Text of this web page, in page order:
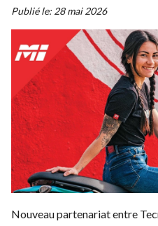
Publié le: 28 mai 2026
Nouveau partenariat entre